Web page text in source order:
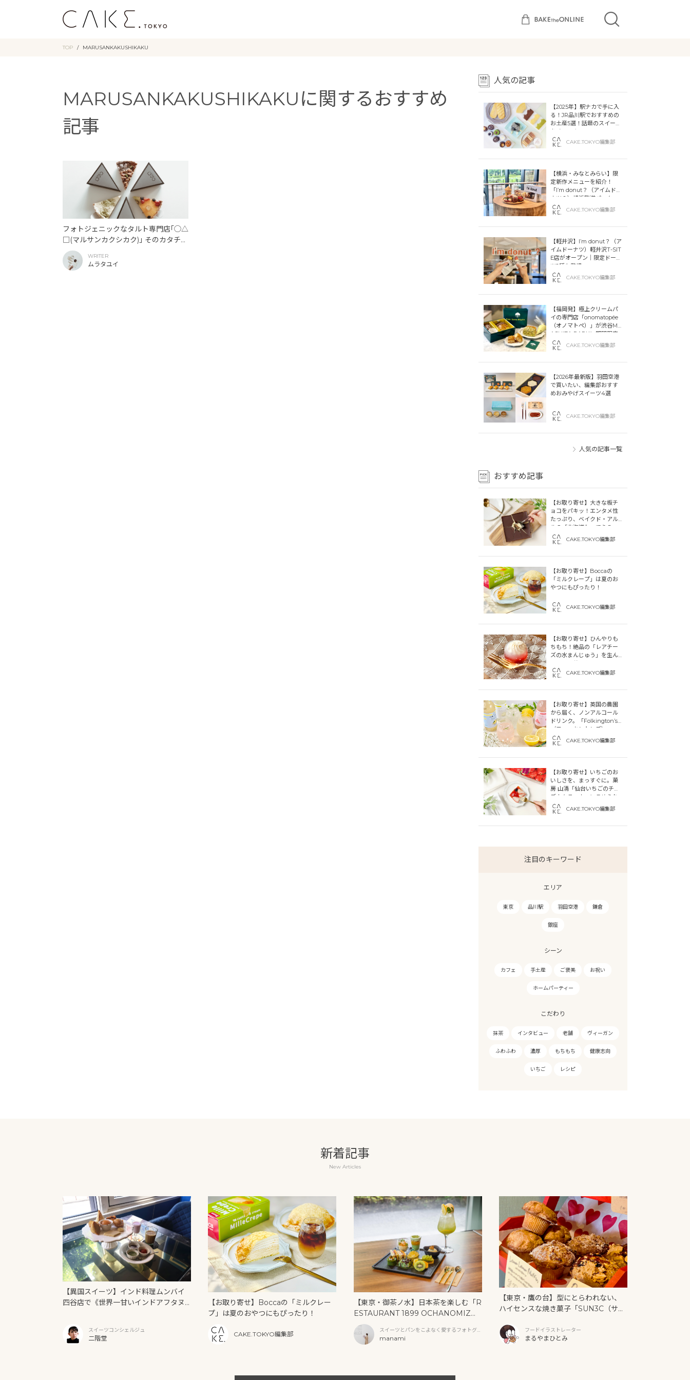
TOP MARUSANKAKUSHIKAKU
MARUSANKAKUSHIKAKUに関するおすすめ
記事
フォトジェニックなタルト専門店｢◯△
□(マルサンカクシカク)｣ そのカタチに
込められたこだわり。
WRITER
ムラタユイ
人気の記事
【2025年】駅ナカで手に入
る！JR品川駅でおすすめの
お土産5選！話題のスイーツ
をチェック
CAKE.TOKYO編集部
【横浜・みなとみらい】限
定新作メニューを紹介！
「I’m donut？（アイムドー
ナツ？）横浜臨港パーク」
「dacō（ダコー）横浜臨港
パーク」横浜ティンバーワ
CAKE.TOKYO編集部
【軽井沢】I’m donut？（ア
イムドーナツ）軽井沢T-SIT
E店がオープン｜限定ドーナ
ツ2種も登場
CAKE.TOKYO編集部
【福岡発】極上クリームパ
イの専門店「onomatopée
（オノマトペ）」が渋谷MIY
ASHITA PARKに期間限定
オープン！CAKE.TOKYO編集部
【2026年最新版】羽田空港
で買いたい、編集部おすす
めおみやげスイーツ4選
CAKE.TOKYO編集部
人気の記事一覧
おすすめ記事
【お取り寄せ】大きな板チ
ョコをパキッ！エンタメ性
たっぷり、ベイクド・アル
ルの「北海道わってらみ
す」
CAKE.TOKYO編集部
【お取り寄せ】Boccaの
「ミルクレープ」は夏のお
やつにもぴったり！
CAKE.TOKYO編集部
【お取り寄せ】ひんやりも
ちもち！絶品の「レアチー
ズの水まんじゅう」を生ん
だ「中津菓子かねい」のス
トーリーCAKE.TOKYO編集部
【お取り寄せ】英国の農園
から届く、ノンアルコール
ドリンク。「Folkington’s
（フォーキントンズ）」
CAKE.TOKYO編集部
【お取り寄せ】いちごのお
いしさを、まっすぐに。菓
房 山清「仙台いちごのチー
ズカタラーナ」にこめられ
た宮城への想い
CAKE.TOKYO編集部
注目のキーワード
エリア
東京 品川駅 羽田空港 鎌倉
銀座
シーン
カフェ 手土産 ご褒美 お祝い
ホームパーティー
こだわり
抹茶 インタビュー 老舗 ヴィーガン
ふわふわ 濃厚 もちもち 健康志向
いちご レシピ
新着記事
New Articles
【異国スイーツ】インド料理ムンバイ
四谷店で《世界一甘いインドアフタヌ
スイーツコンシェルジュ
二階堂
【お取り寄せ】Boccaの「ミルクレー
プ」は夏のおやつにもぴったり！
CAKE.TOKYO編集部
【東京・御茶ノ水】日本茶を楽しむ「R
ESTAURANT 1899 OCHANOMIZ
U」の抹茶アフタヌーンティーと新作ク
リームソーダ
スイーツとパンをこよなく愛するフォトグラ
ファー
manami
【東京・鷹の台】型にとらわれない、
ハイセンスな焼き菓子「SUN3C（サン
フードイラストレーター
まるやまひとみ